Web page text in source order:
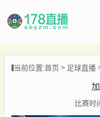
当前位置:首页 足球直播
比赛时